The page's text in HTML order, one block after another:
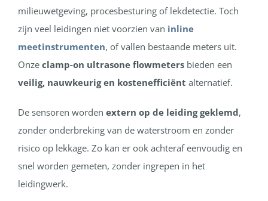
milieuwetgeving, procesbesturing of lekdetectie. Toch
zijn veel leidingen niet voorzien van inline
meetinstrumenten, of vallen bestaande meters uit.
Onze clamp-on ultrasone flowmeters bieden een
veilig, nauwkeurig en kostenefficiënt alternatief.
De sensoren worden extern op de leiding geklemd,
zonder onderbreking van de waterstroom en zonder
risico op lekkage. Zo kan er ook achteraf eenvoudig en
snel worden gemeten, zonder ingrepen in het
leidingwerk.